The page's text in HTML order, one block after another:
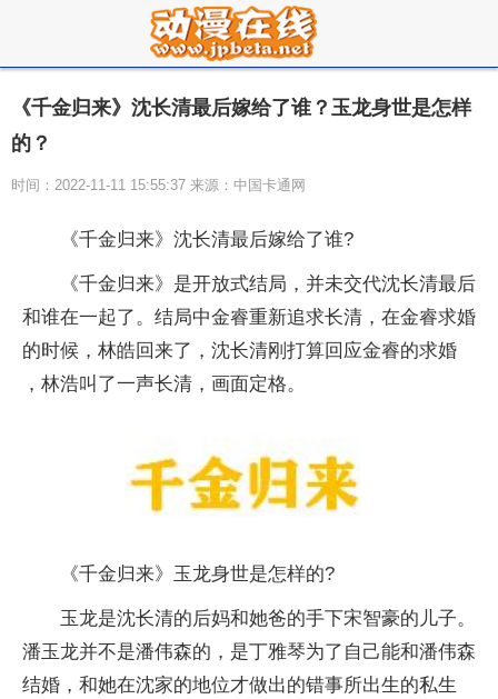
《千金归来》沈长清最后嫁给了谁？玉龙身世是怎样
的？
时间：2022-11-11 15:55:37 来源：中国卡通网
《千金归来》沈长清最后嫁给了谁?
《千金归来》是开放式结局，并未交代沈长清最后
和谁在一起了。结局中金睿重新追求长清，在金睿求婚
的时候，林皓回来了，沈长清刚打算回应金睿的求婚
，林浩叫了一声长清，画面定格。
《千金归来》玉龙身世是怎样的?
玉龙是沈长清的后妈和她爸的手下宋智豪的儿子。
潘玉龙并不是潘伟森的，是丁雅琴为了自己能和潘伟森
结婚，和她在沈家的地位才做出的错事所出生的私生